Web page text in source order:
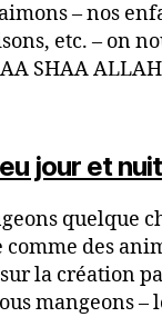
– nos
etc. – on
SHAA
jour et nuit
quelque
des
la création
mangeons –